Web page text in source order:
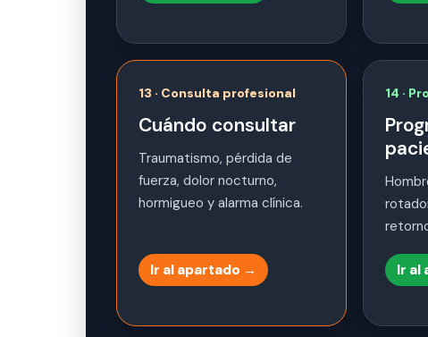
13 · Consulta profesional
Cuándo consultar
Traumatismo, pérdida de
fuerza, dolor nocturno,
hormigueo y alarma clínica.
Ir al apartado →
14 ·
Ir al